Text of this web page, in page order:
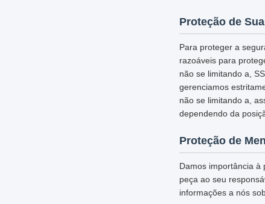
Proteção de
Para proteger a
razoáveis para
não se limitando a,
gerenciamos
não se limitando a,
dependendo da
Proteção de
Damos importância à
peça ao seu
informações a nós